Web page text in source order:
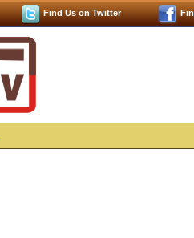
Find Us on Twitter